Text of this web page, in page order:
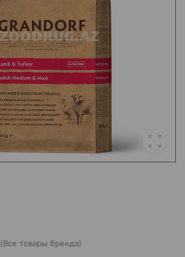
(Все товары бренда)